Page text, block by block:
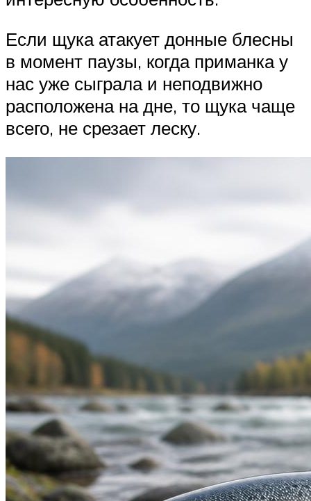
Если щука атакует донные блесны
в момент паузы, когда приманка у
нас уже сыграла и неподвижно
расположена на дне, то щука чаще
всего, не срезает леску.